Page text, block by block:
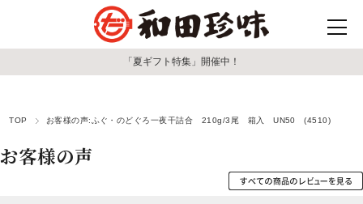
「夏ギフト特集」開催中！
TOP お客様の声:ふぐ・のどぐろ一夜干詰合 210g/3尾 箱入 UN50 (4510)
お客様の声